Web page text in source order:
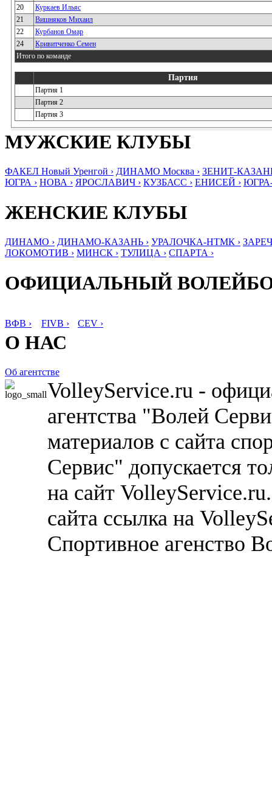
20
Куркаев Ильяс
21
Вишняков Михаил
22
Курбанов Омар
24
Кривитченко Семен
Итого по команде
Партия
Партия 1
Партия 2
Партия 3
МУЖСКИЕ КЛУБЫ
ФАКЕЛ Новый Уренгой › ДИНАМО Москва › ЗЕНИТ-
ЮГРА › НОВА › ЯРОСЛАВИЧ › КУЗБАСС › ЕНИСЕЙ ›
ЖЕНСКИЕ КЛУБЫ
ДИНАМО › ДИНАМО-КАЗАНЬ › УРАЛОЧКА-НТМК ›
ЛОКОМОТИВ › МИНСК › ТУЛИЦА › СПАРТА ›
ОФИЦИАЛЬНЫЙ
ВФВ › FIVB › CEV ›
О НАС
Об агентстве
VolleyService.ru -
агентства "Волей
материалов с сайта
Сервис" допускается
на сайт
сайта ссылка на
Спортивное агенство